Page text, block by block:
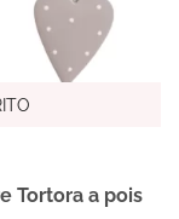
Tortora a pois